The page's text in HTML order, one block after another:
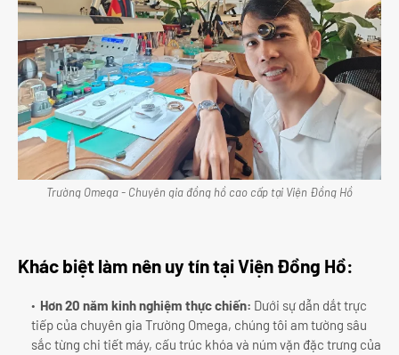
Trường Omega - Chuyên gia đồng hồ cao cấp tại Viện Đồng Hồ
Khác biệt làm nên uy tín tại Viện Đồng Hồ:
Hơn 20 năm kinh nghiệm thực chiến: Dưới sự dẫn dắt trực
tiếp của chuyên gia Trường Omega, chúng tôi am tường sâu
sắc từng chi tiết máy, cấu trúc khóa và núm vặn đặc trưng của